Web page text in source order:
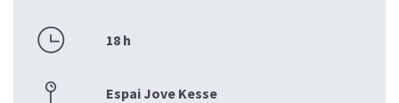
18 h
Espai Jove Kesse